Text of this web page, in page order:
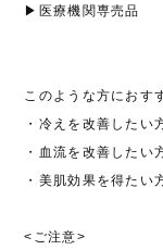
▶医療機関専売品
このような方におす
・冷えを改善したい
・血流を改善したい
・美肌効果を得たい
<ご注意>